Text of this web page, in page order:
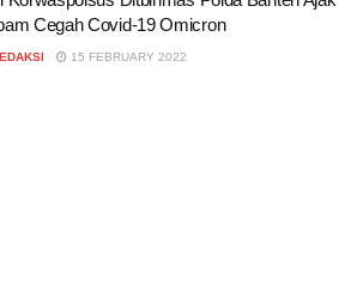
Cegah Covid-19 Omicron
15 FEBRUARY 2022